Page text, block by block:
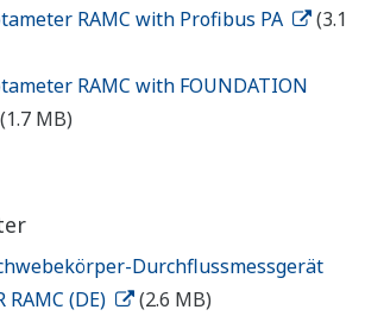
RAMC with Profibus PA
(3.1
RAMC with FOUNDATION
(1.7 MB)
Durchflussmessgerät
RAMC (DE)
(2.6 MB)